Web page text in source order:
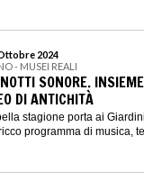
2024
- MUSEI REALI
SONORE.
DI ANTICHITÀ
stagione porta ai
programma di musica,